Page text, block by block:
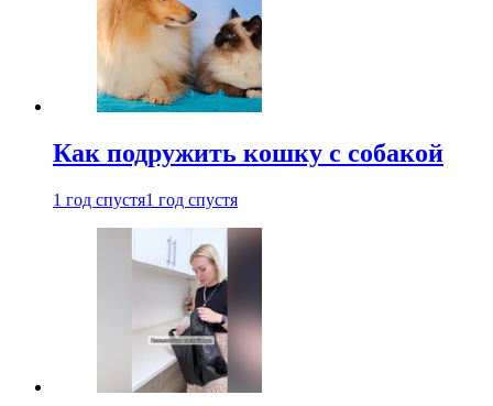
Как подружить кошку с собакой
1 год спустя1 год спустя